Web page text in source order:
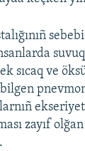
sıcaq ve
zayıf